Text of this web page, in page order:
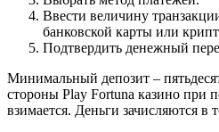
Ввести величину
банковской карты или
Подтвердить денежный
Минимальный депозит –
стороны Play Fortuna казино при
взимается. Деньги зачисляются в